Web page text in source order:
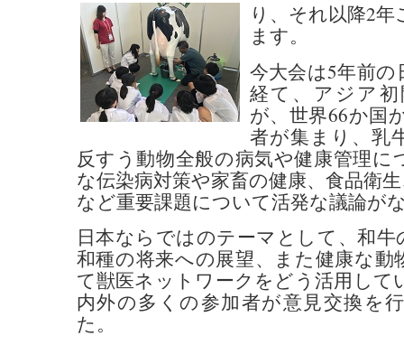
り、それ以降2
ます。
今大会は5年前
経て、アジア
が、世界66か国
者が集まり、乳
反すう動物全般の病気や健康管理に
な伝染病対策や家畜の健康、食品衛
など重要課題について活発な議論が
日本ならではのテーマとして、和牛
和種の将来への展望、また健康な動
て獣医ネットワークをどう活用して
内外の多くの参加者が意見交換を
た。